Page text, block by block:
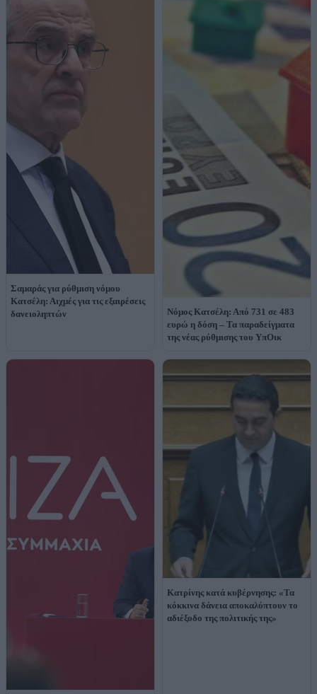
Σαμαράς για ρύθμιση νόμου
Κατσέλη: Αιχμές για τις εξαιρέσεις
δανειοληπτών
Νόμος Κατσέλη: Από 731 σε 483
ευρώ η δόση – Τα παραδείγματα
της νέας ρύθμισης του ΥπΟικ
Κατρίνης κατά κυβέρνησης: «Τα
κόκκινα δάνεια αποκαλύπτουν το
αδιέξοδο της πολιτικής της»